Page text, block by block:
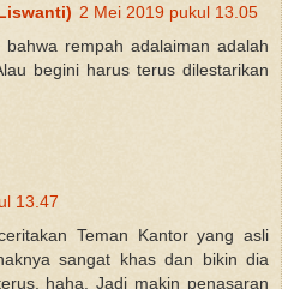
2 Mei 2019 pukul 13.05
rempah adalaiman adalah
begini harus terus dilestarikan
13.47
Teman Kantor yang asli
sangat khas dan bikin dia
haha. Jadi makin penasaran